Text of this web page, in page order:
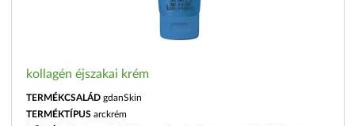
kollagén éjszakai krém
TERMÉKCSALÁD gdanSkin
TERMÉKTÍPUS arckrém